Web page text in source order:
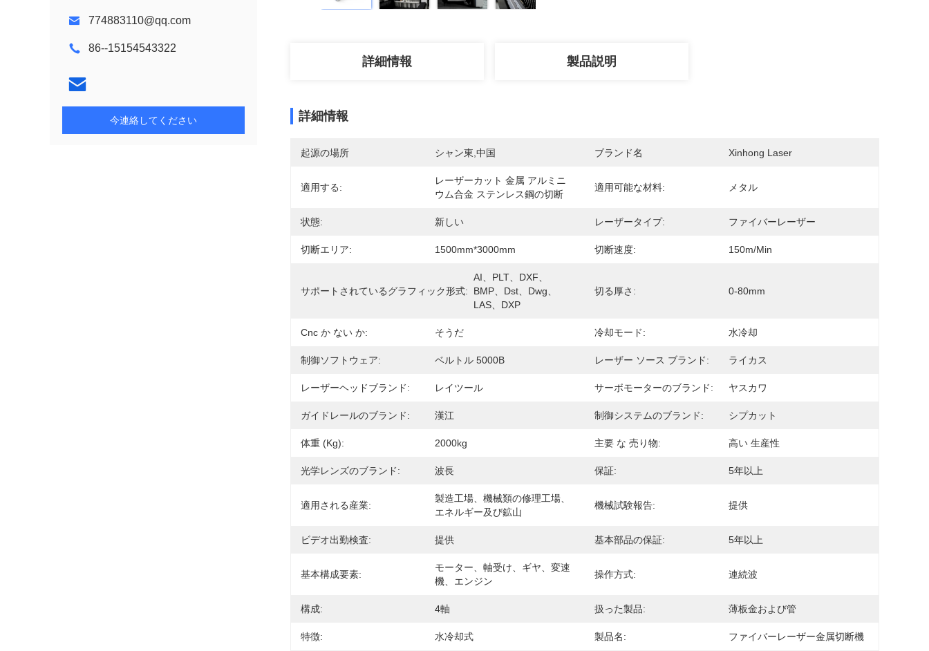
774883110@qq.com
86--15154543322
今連絡してください
詳細情報 製品説明
詳細情報
起源の場所 シャン東,中国 ブランド名 Xinhong Laser
適用する:
レーザーカット 金属 アルミニ
ウム合金 ステンレス鋼の切断
適用可能な材料: メタル
状態: 新しい レーザータイプ: ファイバーレーザー
切断エリア: 1500mm*3000mm 切断速度: 150m/min
サポートされているグラフィック形式:
AI、PLT、DXF、
BMP、Dst、Dwg、
LAS、DXP
切る厚さ: 0-80mm
Cnc か ない か: そうだ 冷却モード: 水冷却
制御ソフトウェア: ベルトル 5000B レーザー ソース ブランド: ライカス
レーザーヘッドブランド: レイツール サーボモーターのブランド: ヤスカワ
ガイドレールのブランド: 漢江 制御システムのブランド: シプカット
体重 (kg): 2000kg 主要 な 売り物: 高い 生産性
光学レンズのブランド: 波長 保証: 5年以上
適用される産業:
製造工場、機械類の修理工場、
エネルギー及び鉱山
機械試験報告: 提供
ビデオ出勤検査: 提供 基本部品の保証: 5年以上
基本構成要素:
モーター、軸受け、ギヤ、変速
機、エンジン
操作方式: 連続波
構成: 4軸 扱った製品: 薄板金および管
特徴: 水冷却式 製品名: ファイバーレーザー金属切断機